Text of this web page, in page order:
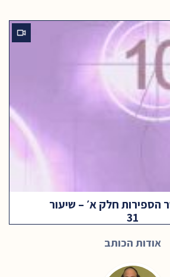
הספירות חלק א׳ – שיעור
31
אודות הכותב